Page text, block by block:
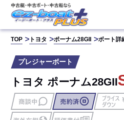
TOP トヨタ ポーナム28GII ボート詳
プレジャーボート
トヨタ ポーナム28GII